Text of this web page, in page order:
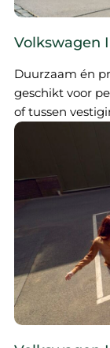
Volkswagen
Duurzaam én
geschikt voor
of tussen